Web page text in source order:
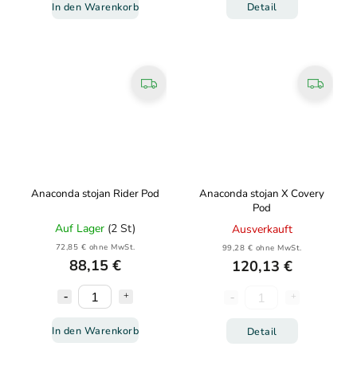
In den Warenkorb Detail
Anaconda stojan Rider Pod
Auf Lager (2 St)
72,85 € ohne MwSt.
88,15 €
In den Warenkorb
Anaconda stojan X Covery
Pod
Ausverkauft
99,28 € ohne MwSt.
120,13 €
Detail